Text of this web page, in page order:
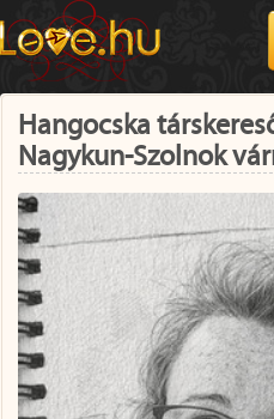
Hangocska
Nagykun-Szolnok